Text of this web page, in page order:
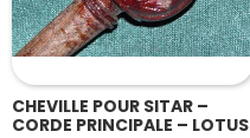
CHEVILLE POUR SITAR –
CORDE PRINCIPALE – LOTUS